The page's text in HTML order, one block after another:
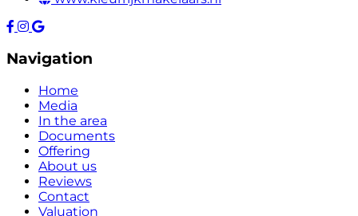
Navigation
Home
Media
In the area
Documents
Offering
About us
Reviews
Contact
Valuation